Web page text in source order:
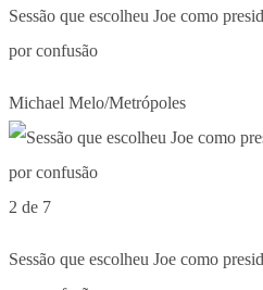
Sessão que escolheu Joe como
por confusão
Michael Melo/Metrópoles
2 de 7
Sessão que escolheu Joe como